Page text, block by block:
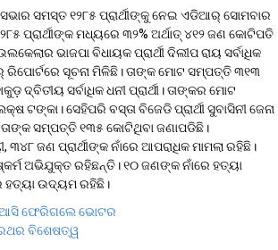
ସମସ୍ତ ୧୨୮୫ ପ୍ରାର୍ଥୀଙ୍କୁ ନେଇ ଏଡିଆର୍‌ ସୋମବାର
ପ୍ରାର୍ଥୀଙ୍କ ମଧ୍ୟରେ ୩୨% ଅର୍ଥାତ୍‌ ୪୧୨ ଜଣ କୋଟିପତି
ଭାଜପା ବିଧାୟକ ପ୍ରାର୍ଥୀ ଦିଲୀପ ରାୟ ସର୍ବାଧିକ
ରିପୋର୍ଟରେ ସୂଚନା ମିଳିଛି। ତାଙ୍କ ମୋଟ ସମ୍ପତ୍ତି ୩୧୩
ଦ୍ବିତୀୟ ସର୍ବାଧିକ ଧନୀ ପ୍ରାର୍ଥୀ। ତାଙ୍କର ମୋଟ
ଟଙ୍କା। ସେହିପରି ବସ୍ତା ବିଜେଡି ପ୍ରାର୍ଥୀ ସୁବାସିନୀ ଜେନା
ସମ୍ପତ୍ତି ୧୩୫ କୋଟିଥିବା ଜଣାପଡିଛି।
ଜଣ ପ୍ରାର୍ଥୀଙ୍କ ନାଁରେ ଆପରାଧିକ ମାମଲା ରହିଛି।
ଅଭିଯୁକ୍ତ ରହିଛନ୍ତି। ୧୦ ଜଣଙ୍କ ନାଁରେ ହତ୍ୟା
ହତ୍ୟା ଉଦ୍ୟମ ରହିଛି।
ଆସି ଫେରିଗଲେ ଭୋଟର
ବିଶେଷତ୍ୱ